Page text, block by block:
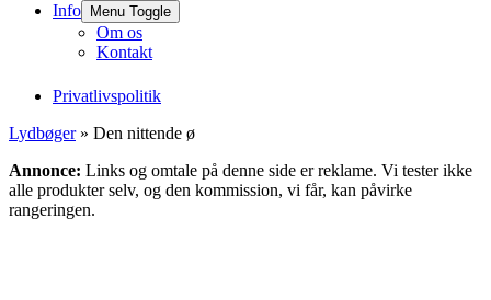
Info
Menu Toggle
Om os
Kontakt
Privatlivspolitik
Lydbøger» Den nittende ø
Annonce: Links og omtale på denne side er reklame. Vi tester ikke
alle produkter selv, og den kommission, vi får, kan påvirke
rangeringen.